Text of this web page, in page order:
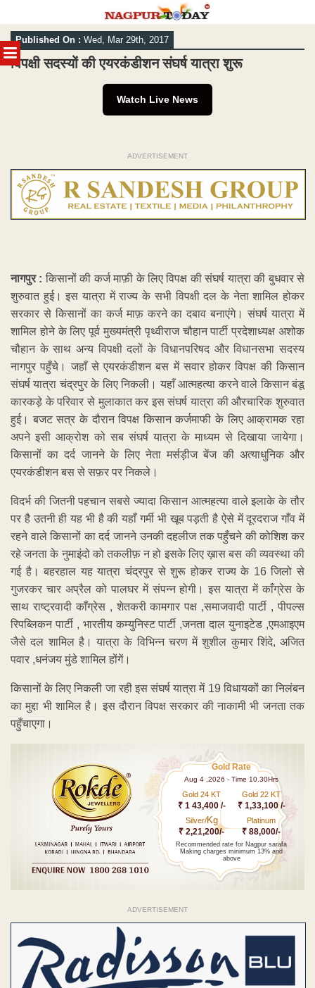
MENU
Skip
to
content
Published On : Wed, Mar 29th, 2017
विपक्षी सदस्यों की एयरकंडीशन संघर्ष यात्रा शुरू
Watch Live News
ADVERTISEMENT
नागपुर : किसानों की कर्ज माफ़ी के लिए विपक्ष की संघर्ष यात्रा की बुधवार से
शुरुवात हुई। इस यात्रा में राज्य के सभी विपक्षी दल के नेता शामिल होकर
सरकार से किसानों का कर्ज माफ़ करने का दबाव बनाएंगे। संघर्ष यात्रा में
शामिल होने के लिए पूर्व मुख्यमंत्री पृथ्वीराज चौहान पार्टी प्रदेशाध्यक्ष अशोक
चौहान के साथ अन्य विपक्षी दलों के विधानपरिषद और विधानसभा सदस्य
नागपुर पहुँचे। जहाँ से एयरकंडीशन बस में सवार होकर विपक्ष की किसान
संघर्ष यात्रा चंद्रपुर के लिए निकली। यहाँ आत्महत्या करने वाले किसान बंडू
कारकड़े के परिवार से मुलाकात कर इस संघर्ष यात्रा की औरचारिक शुरुवात
हुई। बजट सत्र के दौरान विपक्ष किसान कर्जमाफी के लिए आक्रामक रहा
अपने इसी आक्रोश को सब संघर्ष यात्रा के माध्यम से दिखाया जायेगा।
किसानों का दर्द जानने के लिए नेता मर्सड़ीज बेंज की अत्याधुनिक और
एयरकंडीशन बस से सफ़र पर निकले।
विदर्भ की जितनी पहचान सबसे ज्यादा किसान आत्महत्या वाले इलाके के तौर
पर है उतनी ही यह भी है की यहाँ गर्मी भी खूब पड़ती है ऐसे में दूरदराज गाँव में
रहने वाले किसानों का दर्द जानने उनकी दहलीज तक पहुँचने की कोशिश कर
रहे जनता के नुमाइंदो को तकलीफ़ न हो इसके लिए ख़ास बस की व्यवस्था की
गई है। बहरहाल यह यात्रा चंद्रपुर से शुरू होकर राज्य के 16 जिलो से
गुजरकर चार अप्रैल को पालघर में संपन्न होगी। इस यात्रा में काँग्रेस के
साथ राष्ट्रवादी काँग्रेस , शेतकरी कामगार पक्ष ,समाजवादी पार्टी , पीपल्स
रिपब्लिकन पार्टी , भारतीय कम्युनिस्ट पार्टी ,जनता दाल युनाइटेड ,एमआइएम
जैसे दल शामिल है। यात्रा के विभिन्न चरण में शुशील कुमार शिंदे, अजित
पवार ,धनंजय मुंडे शामिल होंगें।
किसानों के लिए निकली जा रही इस संघर्ष यात्रा में 19 विधायकों का निलंबन
का मुद्दा भी शामिल है। इस दौरान विपक्ष सरकार की नाकामी भी जनता तक
पहुँचाएगा।
Gold Rate
Aug 4 ,2026 - Time 10.30Hrs
Gold 24 KT
₹ 1 43,400 /-
Gold 22 KT
₹ 1,33,100 /-
Silver/Kg
₹ 2,21,200/-
Platinum
₹ 88,000/-
Recommended rate for Nagpur sarafa
Making charges minimum 13% and
above
ADVERTISEMENT